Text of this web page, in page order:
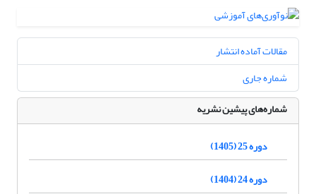
مقالات آماده انتشار
شماره جاری
شماره‌های پیشین نشریه
دوره 25 (1405)
دوره 24 (1404)